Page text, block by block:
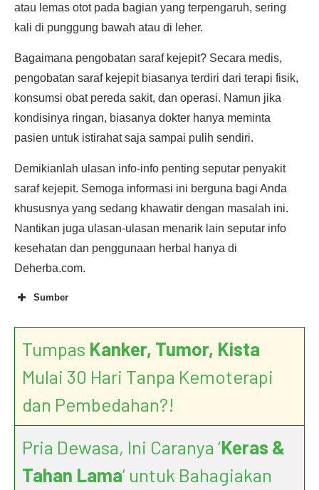
atau lemas otot pada bagian yang terpengaruh, sering
kali di punggung bawah atau di leher.
Bagaimana pengobatan saraf kejepit? Secara medis,
pengobatan saraf kejepit biasanya terdiri dari terapi fisik,
konsumsi obat pereda sakit, dan operasi. Namun jika
kondisinya ringan, biasanya dokter hanya meminta
pasien untuk istirahat saja sampai pulih sendiri.
Demikianlah ulasan info-info penting seputar penyakit
saraf kejepit. Semoga informasi ini berguna bagi Anda
khususnya yang sedang khawatir dengan masalah ini.
Nantikan juga ulasan-ulasan menarik lain seputar info
kesehatan dan penggunaan herbal hanya di
Deherba.com.
Sumber
Tumpas Kanker, Tumor, Kista
Mulai 30 Hari Tanpa Kemoterapi
dan Pembedahan?!
Pria Dewasa, Ini Caranya ‘Keras &
Tahan Lama’ untuk Bahagiakan